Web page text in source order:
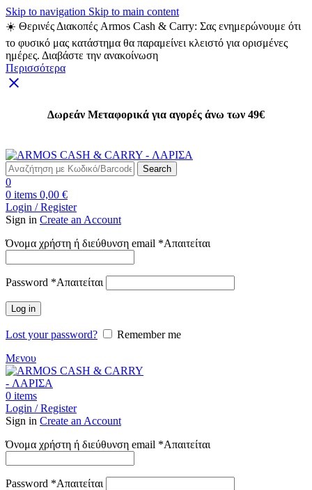
Skip to navigation Skip to main content
☀️ Θερινές Διακοπές Armos Cash & Carry: Σας ενημερώνουμε ότι
το φυσικό μας κατάστημα θα παραμείνει κλειστό για ορισμένες
ημέρες. Διαβάστε την ανακοίνωση
Περισσότερα
Δωρεάν Μεταφορικά για αγορές άνω των 49€
Search
0
0 items 0,00 €
Login / Register
Sign in Create an Account
Όνομα χρήστη ή διεύθυνση email *Απαιτείται
Password *Απαιτείται
Log in
Lost your password?
Remember me
Μενου
0 items
Login / Register
Sign in Create an Account
Όνομα χρήστη ή διεύθυνση email *Απαιτείται
Password *Απαιτείται